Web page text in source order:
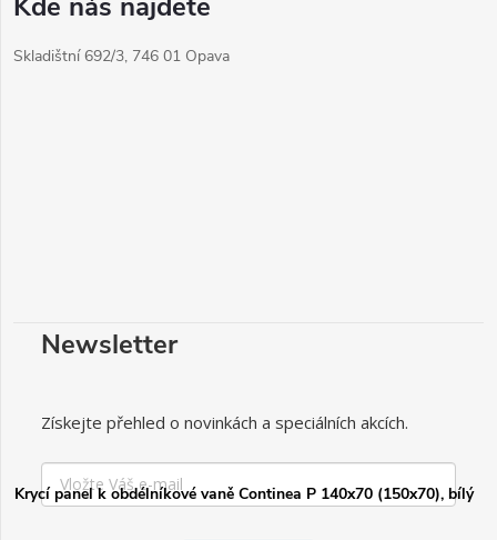
Krycí panel k obdélníkové vaně Continea P 140x70 (150x70), bílý
Skladištní 692/3, 746 01 Opava
Newsletter
Získejte přehled o novinkách a speciálních akcích.